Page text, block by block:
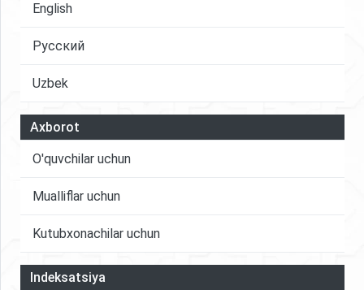
English
Русский
Uzbek
Axborot
O'quvchilar uchun
Mualliflar uchun
Kutubxonachilar uchun
Indeksatsiya